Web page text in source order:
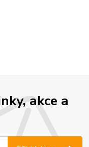
akce a